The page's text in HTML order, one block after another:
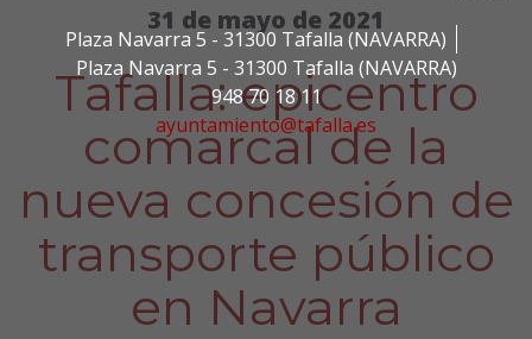
Plaza Navarra 5 - 31300 Tafalla (NAVARRA)
Plaza Navarra 5 - 31300 Tafalla (NAVARRA)
948 70 18 11
ayuntamiento@tafalla.es
31 de mayo de 2021
Tafalla: epicentro
comarcal de la
nueva concesión de
transporte público
en Navarra